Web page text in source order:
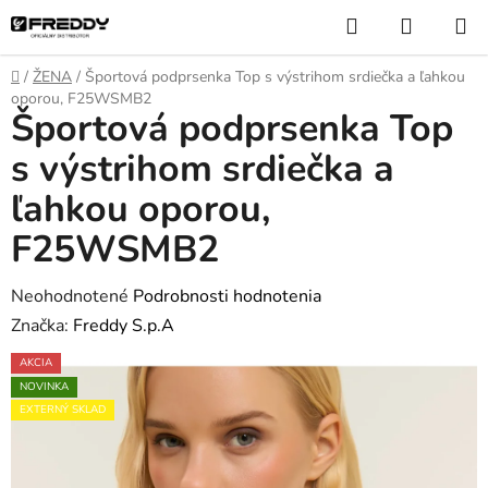
Prejsť
na
obsah
Hľadať
KOŠÍK
Domov
/ ŽENA / Športová podprsenka Top s výstrihom srdiečka a ľahkou
oporou, F25WSMB2
Športová podprsenka Top
s výstrihom srdiečka a
ľahkou oporou,
F25WSMB2
Priemerné
hodnotenie
produktu
je
0,0
Neohodnotené Podrobnosti hodnotenia
Značka: Freddy S.p.A
AKCIA
NOVINKA
EXTERNÝ SKLAD